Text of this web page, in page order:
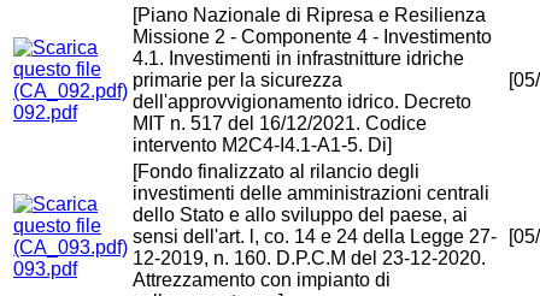
092.pdf
[Piano Nazionale di Ripresa e Resilienza
Missione 2 - Componente 4 - Investimento
4.1. Investimenti in infrastnitture idriche
primarie per la sicurezza
dell'approvvigionamento idrico. Decreto
MIT n. 517 del 16/12/2021. Codice
intervento M2C4-I4.1-A1-5. Di]
093.pdf
[Fondo finalizzato al rilancio degli
investimenti delle amministrazioni centrali
dello Stato e allo sviluppo del paese, ai
sensi dell'art. l, co. 14 e 24 della Legge 27-
12-2019, n. 160. D.P.C.M del 23-12-2020.
Attrezzamento con impianto di